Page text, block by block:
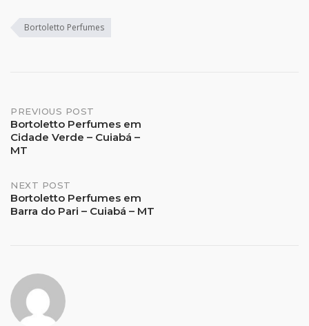
Bortoletto Perfumes
Post
navigation
PREVIOUS POST
Bortoletto Perfumes em
Cidade Verde – Cuiabá –
MT
NEXT POST
Bortoletto Perfumes em
Barra do Pari – Cuiabá – MT